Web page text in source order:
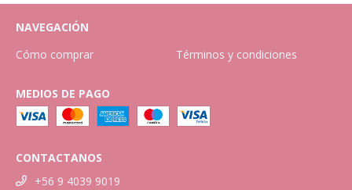
NAVEGACIÓN
Cómo comprar
Términos y condiciones
MEDIOS DE PAGO
CONTACTANOS
+56 9 4039 9019